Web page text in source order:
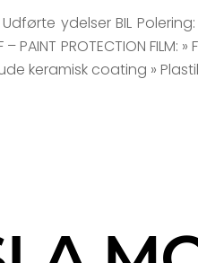
ydelser BIL
PAINT PROTECTION
keramisk coating »